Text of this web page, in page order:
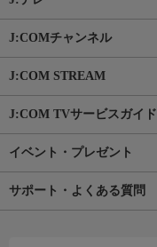
J:COMチャンネル
J:COM STREAM
J:COM TVサービスガイド
イベント・プレゼント
サポート・よくある質問